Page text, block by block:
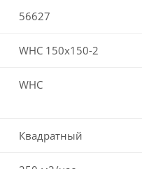
56627
WHC 150x150-2
WHC
Квадратный